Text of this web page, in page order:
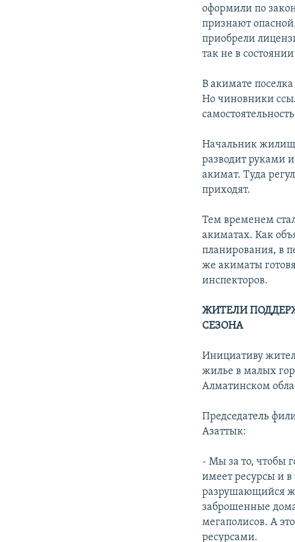
оформили по
признают
приобрели
так не в
В акимате
Но чиновники
Начальник
разводит руками
акимат. Туда
приходят.
Тем временем
акиматах. Как
планирования, в
же акиматы
инспекторов.
ЖИТЕЛИ
СЕЗОНА
Инициативу
жилье в малых
Алматинском
Председатель
Азаттык:
- Мы за то, чтобы
имеет ресурсы и в
разрушающийся
заброшенные
мегаполисов. А
ресурсами.